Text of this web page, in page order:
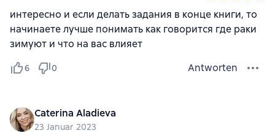
интересно и если делать задания в конце книги, то
начинаете лучше понимать как говорится где раки
зимуют и что на вас влияет
6 0 Antworten
Caterina Aladieva
23 Januar 2023